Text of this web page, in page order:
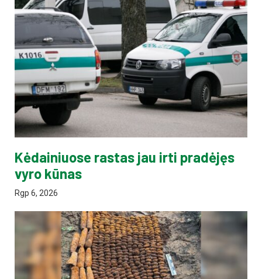
Kėdainiuose rastas jau irti pradėjęs
vyro kūnas
Rgp 6, 2026